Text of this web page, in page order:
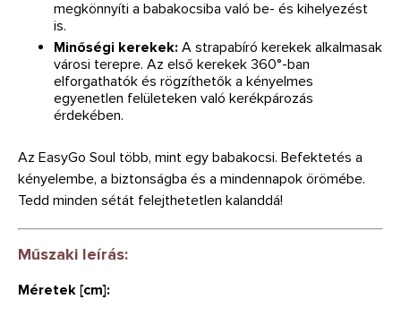
megkönnyíti a babakocsiba való be- és kihelyezést
is.
Minőségi kerekek: A strapabíró kerekek alkalmasak
városi terepre. Az első kerekek 360°-ban
elforgathatók és rögzíthetők a kényelmes
egyenetlen felületeken való kerékpározás
érdekében.
Az EasyGo Soul több, mint egy babakocsi. Befektetés a
kényelembe, a biztonságba és a mindennapok örömébe.
Tedd minden sétát felejthetetlen kalanddá!
Műszaki leírás:
Méretek [cm]: